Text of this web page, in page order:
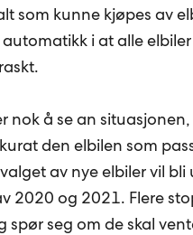
som kunne kjøpes av
i at alle
nok å se an
den elbilen som
av nye elbiler vil bli
2020 og 2021. Flere
spør seg om de skal